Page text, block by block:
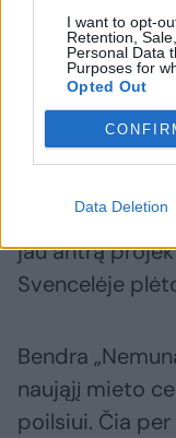
I want to opt-
Retention,
Personal Data
Purposes for
Opted Out
Data Deletion
ploto biurai,
Nemuną, o
bendros bei
lauko terasos.
„SBA Urban“
jau antrą
Svencelėje
Bendra
naująjį mieto
poilsiui. Čia